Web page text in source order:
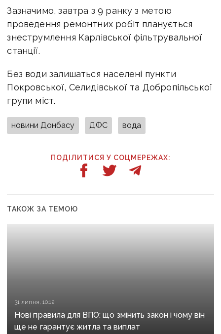
Зазначимо, завтра з 9 ранку з метою
проведення ремонтних робіт планується
знеструмлення Карлівської фільтрувальної
станції.
Без води залишаться населені пункти
Покровської, Селидівської та Добропільської
групи міст.
новини Донбасу ДФС вода
ПОДІЛИТИСЯ У СОЦМЕРЕЖАХ:
ТАКОЖ ЗА ТЕМОЮ
31 липня, 10:12
Нові правила для ВПО: що змінить закон і чому він
ще не гарантує житла та виплат